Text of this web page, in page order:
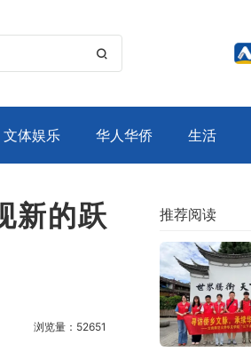

文体娱乐 华人华侨 生活
新的跃
浏览量：52651
推荐阅读